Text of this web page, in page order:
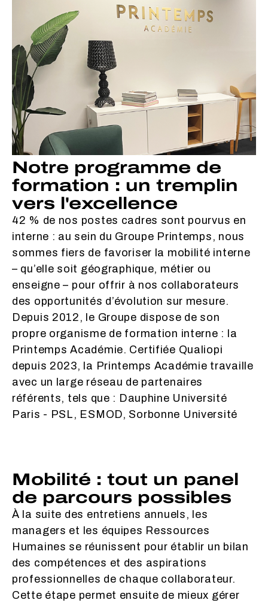
Notre programme de
formation : un tremplin
vers l'excellence
42 % de nos postes cadres sont pourvus en
interne : au sein du Groupe Printemps, nous
sommes fiers de favoriser la mobilité interne
– qu’elle soit géographique, métier ou
enseigne – pour offrir à nos collaborateurs
des opportunités d’évolution sur mesure.
Depuis 2012, le Groupe dispose de son
propre organisme de formation interne : la
Printemps Académie. Certifiée Qualiopi
depuis 2023, la Printemps Académie travaille
avec un large réseau de partenaires
référents, tels que : Dauphine Université
Paris - PSL, ESMOD, Sorbonne Université
Mobilité : tout un panel
de parcours possibles
À la suite des entretiens annuels, les
managers et les équipes Ressources
Humaines se réunissent pour établir un bilan
des compétences et des aspirations
professionnelles de chaque collaborateur.
Cette étape permet ensuite de mieux gérer